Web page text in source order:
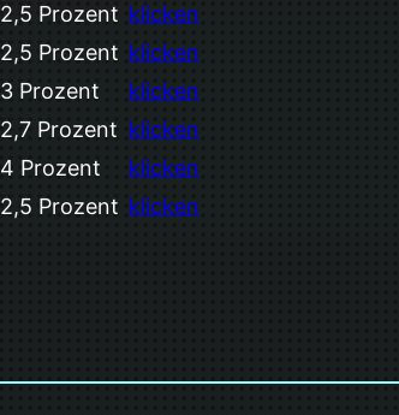
2,5 Prozent klicken
2,5 Prozent klicken
3 Prozent
klicken
2,7 Prozent klicken
4 Prozent
klicken
2,5 Prozent klicken